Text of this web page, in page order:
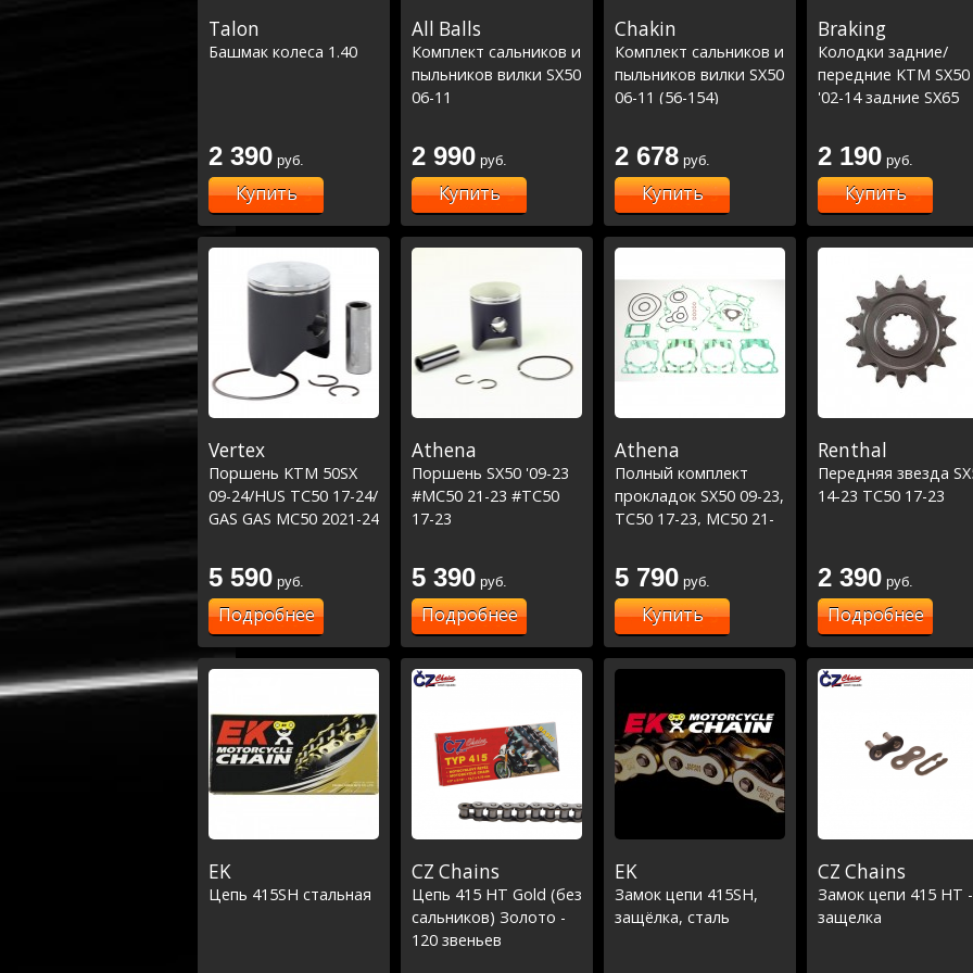
Talon
Башмак колеса 1.40
2 390 руб.
Купить
All Balls
Комплект сальников и
пыльников вилки SX50
06-11
2 990 руб.
Купить
Chakin
Комплект сальников и
пыльников вилки SX50
06-11 (56-154)
2 678 руб.
Купить
Braking
Колодки задние/
передние KTM SX50
'02-14 задние SX65
2 190 руб.
Купить
Vertex
Поршень KTM 50SX
09-24/HUS TC50 17-24/
GAS GAS MC50 2021-24
5 590 руб.
Подробнее
Athena
Поршень SX50 '09-23
#MC50 21-23 #TC50
17-23
5 390 руб.
Подробнее
Athena
Полный комплект
прокладок SX50 09-23,
TC50 17-23, MC50 21-
5 790 руб.
Купить
Renthal
Передняя звезда
14-23 TC50 17-23
2 390 руб.
Подробнее
EK
Цепь 415SH стальная
CZ Chains
Цепь 415 HT Gold (без
сальников) Золото -
120 звеньев
EK
Замок цепи 415SH,
защёлка, сталь
CZ Chains
Замок цепи 415 HT -
защелка